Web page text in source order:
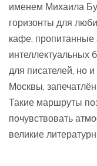
именем Михаила
горизонты для
кафе, пропитанные
интеллектуальных
для писателей, но
Москвы,
Такие маршруты
почувствовать
великие